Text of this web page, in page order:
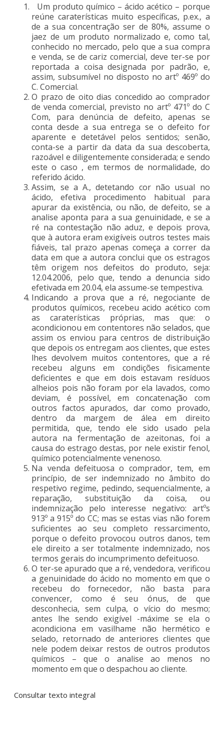
Um produto químico – ácido acético – porque
reúne caraterísticas muito específicas, p.ex., a
de a sua concentração ser de 80%, assume o
jaez de um produto normalizado e, como tal,
conhecido no mercado, pelo que a sua compra
e venda, se de cariz comercial, deve ter-se por
reportada a coisa designada por padrão, e,
assim, subsumível no disposto no artº 469º do
C. Comercial.
O prazo de oito dias concedido ao comprador
de venda comercial, previsto no artº 471º do C
Com, para denúncia de defeito, apenas se
conta desde a sua entrega se o defeito for
aparente e detetável pelos sentidos; senão,
conta-se a partir da data da sua descoberta,
razoável e diligentemente considerada; e sendo
este o caso , em termos de normalidade, do
referido ácido.
Assim, se a A., detetando cor não usual no
ácido, efetiva procedimento habitual para
apurar da existência, ou não, de defeito, se a
analise aponta para a sua genuinidade, e se a
ré na contestação não aduz, e depois prova,
que à autora eram exigíveis outros testes mais
fiáveis, tal prazo apenas começa a correr da
data em que a autora conclui que os estragos
têm origem nos defeitos do produto, seja:
12.04.2006, pelo que, tendo a denuncia sido
efetivada em 20.04, ela assume-se tempestiva.
Indicando a prova que a ré, negociante de
produtos químicos, recebeu acido acético com
as caraterísticas próprias, mas que: o
acondicionou em contentores não selados, que
assim os enviou para centros de distribuição
que depois os entregam aos clientes, que estes
lhes devolvem muitos contentores, que a ré
recebeu alguns em condições fisicamente
deficientes e que em dois estavam resíduos
alheios pois não foram por ela lavados, como
deviam, é possível, em concatenação com
outros factos apurados, dar como provado,
dentro da margem de álea em direito
permitida, que, tendo ele sido usado pela
autora na fermentação de azeitonas, foi a
causa do estrago destas, por nele existir fenol,
químico potencialmente venenoso.
Na venda defeituosa o comprador, tem, em
princípio, de ser indemnizado no âmbito do
respetivo regime, pedindo, sequencialmente, a
reparação, substituição da coisa, ou
indemnização pelo interesse negativo: artºs
913º a 915º do CC; mas se estas vias não forem
suficientes ao seu completo ressarcimento,
porque o defeito provocou outros danos, tem
ele direito a ser totalmente indemnizado, nos
termos gerais do incumprimento defeituoso.
O ter-se apurado que a ré, vendedora, verificou
a genuinidade do ácido no momento em que o
recebeu do fornecedor, não basta para
convencer, como é seu ónus, de que
desconhecia, sem culpa, o vício do mesmo;
antes lhe sendo exigível -máxime se ela o
acondiciona em vasilhame não hermético e
selado, retornado de anteriores clientes que
nele podem deixar restos de outros produtos
químicos – que o analise ao menos no
momento em que o despachou ao cliente.
Consultar texto integral